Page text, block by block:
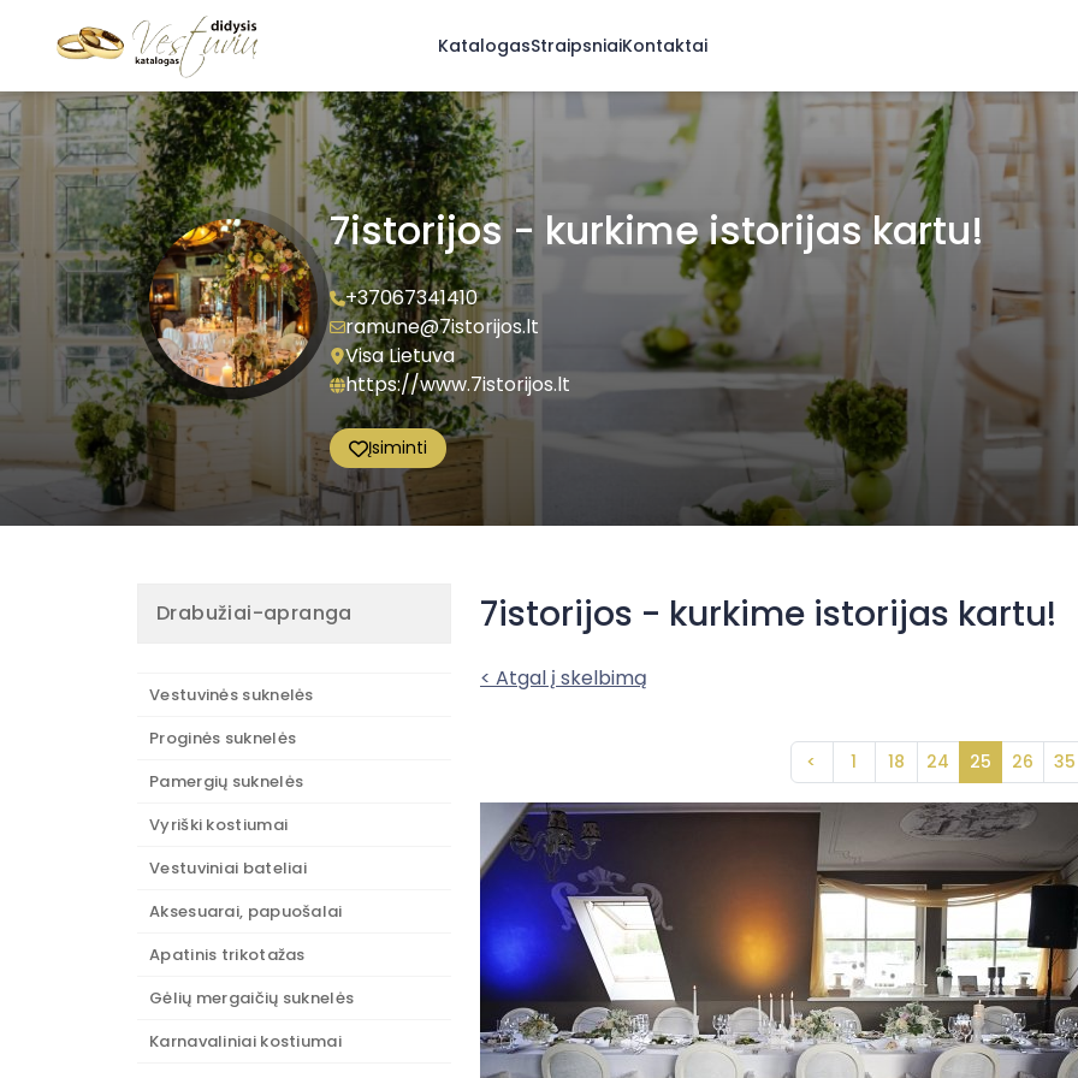
KatalogasStraipsniaiKontaktai
7istorijos - kurkime istorijas kartu!
+37067341410
ramune@7istorijos.lt
Visa Lietuva
https://www.7istorijos.lt
Įsiminti
Drabužiai-apranga
Vestuvinės suknelės
Proginės suknelės
Pamergių suknelės
Vyriški kostiumai
Vestuviniai bateliai
Aksesuarai, papuošalai
Apatinis trikotažas
Gėlių mergaičių suknelės
Karnavaliniai kostiumai
7istorijos - kurkime istorijas kartu!
< Atgal į skelbimą
< 1 18 24 25 26 35